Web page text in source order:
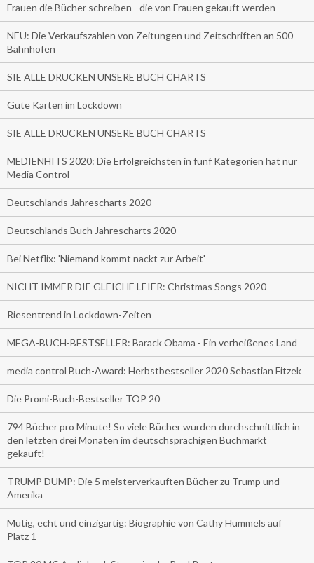
Frauen die Bücher schreiben - die von Frauen gekauft werden
NEU: Die Verkaufszahlen von Zeitungen und Zeitschriften an 500
Bahnhöfen
SIE ALLE DRUCKEN UNSERE BUCH CHARTS
Gute Karten im Lockdown
SIE ALLE DRUCKEN UNSERE BUCH CHARTS
MEDIENHITS 2020: Die Erfolgreichsten in fünf Kategorien hat nur
Media Control
Deutschlands Jahrescharts 2020
Deutschlands Buch Jahrescharts 2020
Bei Netflix: 'Niemand kommt nackt zur Arbeit'
NICHT IMMER DIE GLEICHE LEIER: Christmas Songs 2020
Riesentrend in Lockdown-Zeiten
MEGA-BUCH-BESTSELLER: Barack Obama - Ein verheißenes Land
media control Buch-Award: Herbstbestseller 2020 Sebastian Fitzek
Die Promi-Buch-Bestseller TOP 20
794 Bücher pro Minute! So viele Bücher wurden durchschnittlich in
den letzten drei Monaten im deutschsprachigen Buchmarkt
gekauft!
TRUMP DUMP: Die 5 meisterverkauften Bücher zu Trump und
Amerika
Mutig, echt und einzigartig: Biographie von Cathy Hummels auf
Platz 1